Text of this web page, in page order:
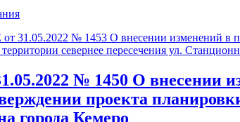
№ 1453 О внесении изменений в
севернее пересечения ул.
№ 1450 О внесении
проекта
города Кемеро